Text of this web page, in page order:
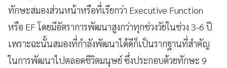
ทักษะสมองส่วนหน้าหรือที่เรียกว่า Executive Function
หรือ EF โดยมีอัตราการพัฒนาสูงกว่าทุกช่วงวัยในช่วง 3-6 ปี
เพราะฉะนั้นสมองที่กำลังพัฒนาได้ดีก็เป็นรากฐานที่สำคัญ
ในการพัฒนาไปตลอดชีวิตมนุษย์ ซึ่งประกอบด้วยทักษะ 9